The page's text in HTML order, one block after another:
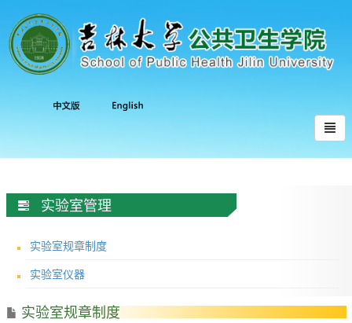
实验室管理
实验室规章制度
实验室仪器
实验室规章制度